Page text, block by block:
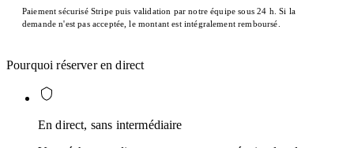
Paiement sécurisé Stripe puis validation par notre équipe sous 24 h. Si la
demande n'est pas acceptée, le montant est intégralement remboursé.
Pourquoi réserver en direct
En direct, sans intermédiaire